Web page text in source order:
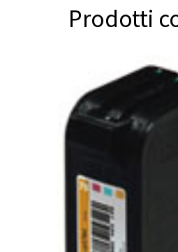
Prodotti